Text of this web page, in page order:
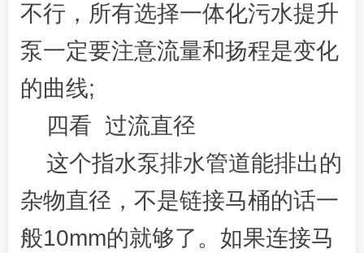
不行，所有选择一体化污水提升
泵一定要注意流量和扬程是变化
的曲线;
四看 过流直径
这个指水泵排水管道能排出的
杂物直径，不是链接马桶的话一
般10mm的就够了。如果连接马